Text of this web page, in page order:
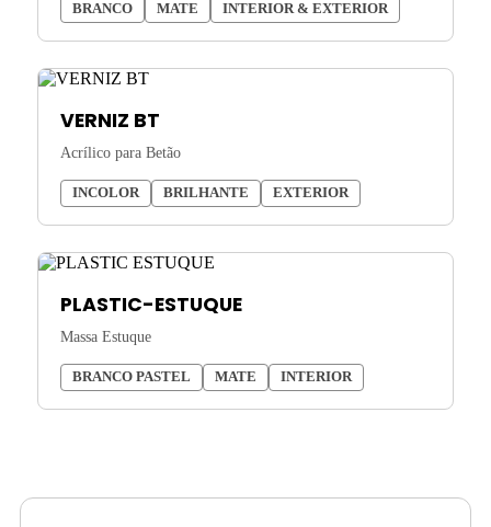
BRANCO MATE INTERIOR & EXTERIOR
VERNIZ BT
Acrílico para Betão
INCOLOR BRILHANTE EXTERIOR
PLASTIC-ESTUQUE
Massa Estuque
BRANCO PASTEL MATE INTERIOR